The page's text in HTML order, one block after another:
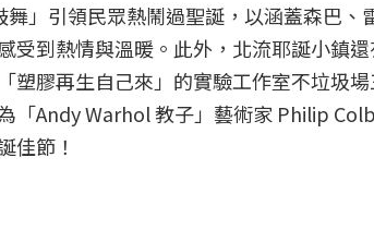
」引領民眾熱鬧過聖誕，以涵蓋森巴、
受到熱情與溫暖。此外，北流耶誕小鎮
膠再生自己來」的實驗工作室不垃圾
「Andy Warhol 教子」藝術家 Philip
佳節！